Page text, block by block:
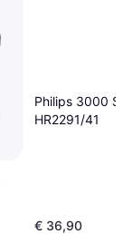
Philips 3000
HR2291/41
€ 36,90